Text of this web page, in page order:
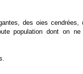
des oies cendrées,
population dont on